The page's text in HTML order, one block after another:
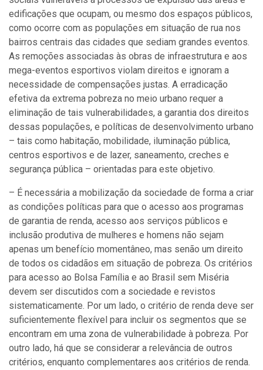
edificações que ocupam, ou mesmo dos espaços públicos,
como ocorre com as populações em situação de rua nos
bairros centrais das cidades que sediam grandes eventos.
As remoções associadas às obras de infraestrutura e aos
mega-eventos esportivos violam direitos e ignoram a
necessidade de compensações justas. A erradicação
efetiva da extrema pobreza no meio urbano requer a
eliminação de tais vulnerabilidades, a garantia dos direitos
dessas populações, e políticas de desenvolvimento urbano
– tais como habitação, mobilidade, iluminação pública,
centros esportivos e de lazer, saneamento, creches e
segurança pública – orientadas para este objetivo.
– É necessária a mobilização da sociedade de forma a criar
as condições políticas para que o acesso aos programas
de garantia de renda, acesso aos serviços públicos e
inclusão produtiva de mulheres e homens não sejam
apenas um benefício momentâneo, mas senão um direito
de todos os cidadãos em situação de pobreza. Os critérios
para acesso ao Bolsa Família e ao Brasil sem Miséria
devem ser discutidos com a sociedade e revistos
sistematicamente. Por um lado, o critério de renda deve ser
suficientemente flexível para incluir os segmentos que se
encontram em uma zona de vulnerabilidade à pobreza. Por
outro lado, há que se considerar a relevância de outros
critérios, enquanto complementares aos critérios de renda.